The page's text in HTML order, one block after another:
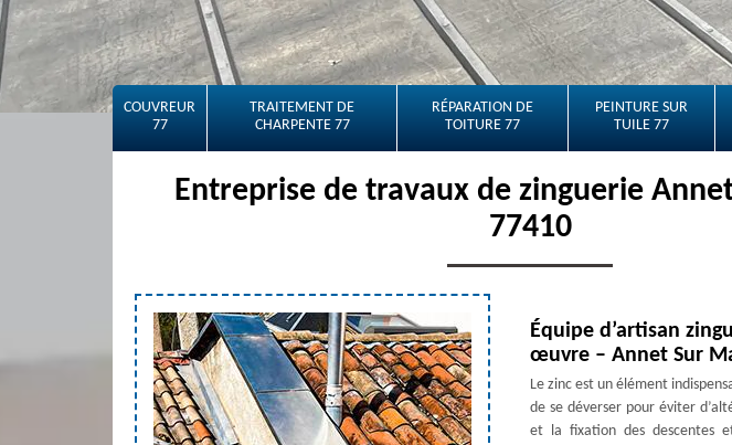
COUVREUR
77
TRAITEMENT DE
CHARPENTE 77
RÉPARATION DE
TOITURE 77
PEINTURE SUR
TUILE 77
Entreprise de travaux de zinguerie
77410
Équipe d’artisan
œuvre – Annet Sur
Le zinc est un élément
de se déverser pour éviter
et la fixation des descentes